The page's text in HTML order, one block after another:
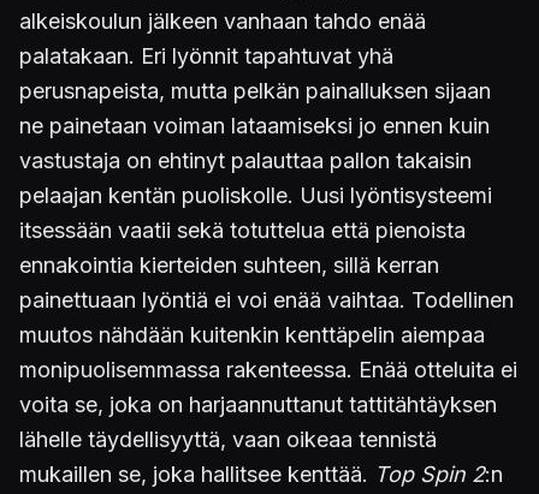
alkeiskoulun jälkeen vanhaan tahdo enää
palatakaan. Eri lyönnit tapahtuvat yhä
perusnapeista, mutta pelkän painalluksen sijaan
ne painetaan voiman lataamiseksi jo ennen kuin
vastustaja on ehtinyt palauttaa pallon takaisin
pelaajan kentän puoliskolle. Uusi lyöntisysteemi
itsessään vaatii sekä totuttelua että pienoista
ennakointia kierteiden suhteen, sillä kerran
painettuaan lyöntiä ei voi enää vaihtaa. Todellinen
muutos nähdään kuitenkin kenttäpelin aiempaa
monipuolisemmassa rakenteessa. Enää otteluita ei
voita se, joka on harjaannuttanut tattitähtäyksen
lähelle täydellisyyttä, vaan oikeaa tennistä
mukaillen se, joka hallitsee kenttää. Top Spin 2:n